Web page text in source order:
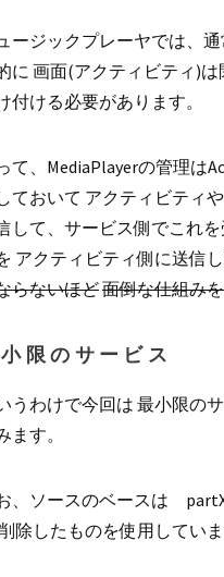
ージックプレーヤでは、
に 画面(アクティビティ)
付ける必要があります。
て、MediaPlayerの管理は
ておいて アクティビティ
して、サービス側でこれ
アクティビティ側に送信
らないほど面倒な仕組み
限のサービス
うわけで今回は 最小限の
ます。
、ソースのベースは
除したものを使用していま